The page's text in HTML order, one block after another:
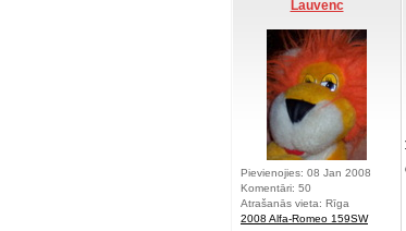
Lauvenc
Pievienojies: 08 Jan 2008
Komentāri: 50
Atrašanās vieta: Rīga
2008 Alfa-Romeo 159SW